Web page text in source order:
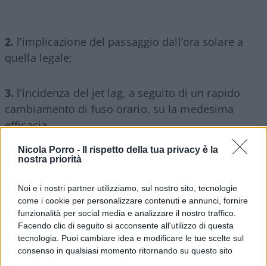
Nicola Porro -
Il rispetto della tua privacy è la
nostra priorità
Noi e i nostri partner utilizziamo, sul nostro sito, tecnologie
come i cookie per personalizzare contenuti e annunci, fornire
funzionalità per social media e analizzare il nostro traffico.
Facendo clic di seguito si acconsente all'utilizzo di questa
tecnologia. Puoi cambiare idea e modificare le tue scelte sul
consenso in qualsiasi momento ritornando su questo sito
2. l’implicazione del passaggio dall’ora solare a
quella legale;
3. l’incidenza del jet lag, a seguito di un rapido
cambiamento di fuso orario, su la medesima
efficacia.
ulteriori quesiti, fondamentali per vaccinare al
meglio anche la stragrande maggioranza degli
asintomatici e paucisintomatici, noi comuni
mortali ci chiediamo se l’illustre professoressa
Viola, nel divulgare la stupefacente ricerca, sia